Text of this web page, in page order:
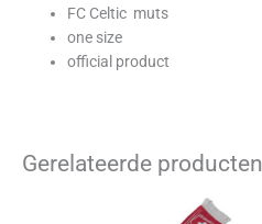
FC Celtic muts
one size
official product
Gerelateerde producten